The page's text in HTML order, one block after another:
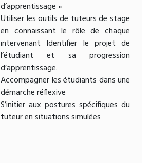
d’apprentissage »
Utiliser les outils de tuteurs de stage
en connaissant le rôle de chaque
intervenant Identifier le projet de
l’étudiant et sa progression
d’apprentissage.
Accompagner les étudiants dans une
démarche réflexive
S’initier aux postures spécifiques du
tuteur en situations simulées